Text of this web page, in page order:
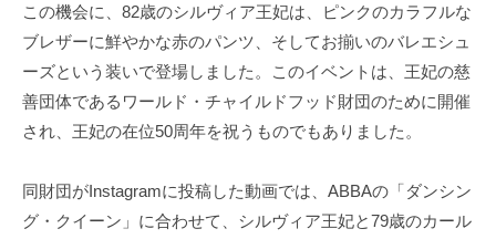
この機会に、82歳のシルヴィア王妃は、ピンクのカラフルな
ブレザーに鮮やかな赤のパンツ、そしてお揃いのバレエシュ
ーズという装いで登場しました。このイベントは、王妃の慈
善団体であるワールド・チャイルドフッド財団のために開催
され、王妃の在位50周年を祝うものでもありました。
同財団がInstagramに投稿した動画では、ABBAの「ダンシン
グ・クイーン」に合わせて、シルヴィア王妃と79歳のカール